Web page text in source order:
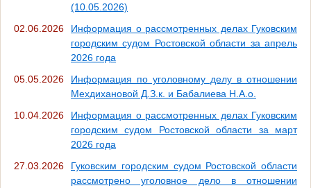
(10.05.2026)
02.06.2026
Информация о рассмотренных делах Гуковским
городским судом Ростовской области за апрель
2026 года
05.05.2026
Информация по уголовному делу в отношении
Мехдихановой Д.З.к. и Бабалиева Н.А.о.
10.04.2026
Информация о рассмотренных делах Гуковским
городским судом Ростовской области за март
2026 года
27.03.2026
Гуковским городским судом Ростовской области
рассмотрено уголовное дело в отношении